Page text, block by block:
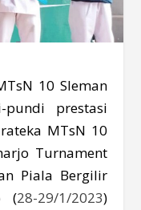
10 Sleman
pundi prestasi
MTsN 10
Turnament
Piala Bergilir
(28-29/1/2023)